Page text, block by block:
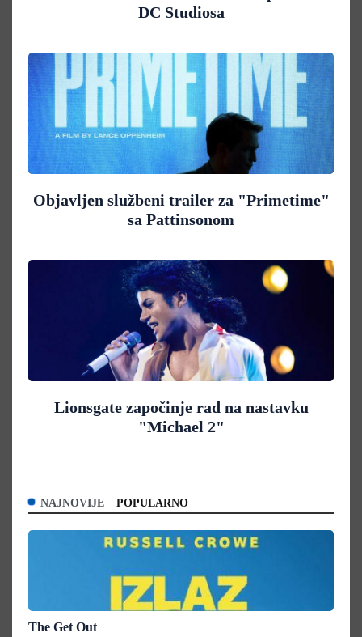
DC Studiosa
Objavljen službeni trailer za "Primetime"
sa Pattinsonom
Lionsgate započinje rad na nastavku
"Michael 2"
NAJNOVIJE POPULARNO
The Get Out